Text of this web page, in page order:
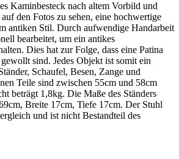
Kaminbesteck nach altem Vorbild und
den Fotos zu sehen, eine hochwertige
antiken Stil. Durch aufwendige Handarbeit
bearbeitet, um ein antikes
Dies hat zur Folge, dass eine Patina
sind. Jedes Objekt ist somit ein
Schaufel, Besen, Zange und
Teile sind zwischen 55cm und 58cm
beträgt 1,8kg. Die Maße des Ständers
Breite 17cm, Tiefe 17cm. Der Stuhl
und ist nicht Bestandteil des